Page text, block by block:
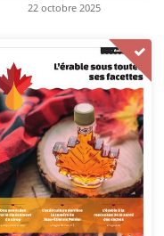
22 octobre 2025